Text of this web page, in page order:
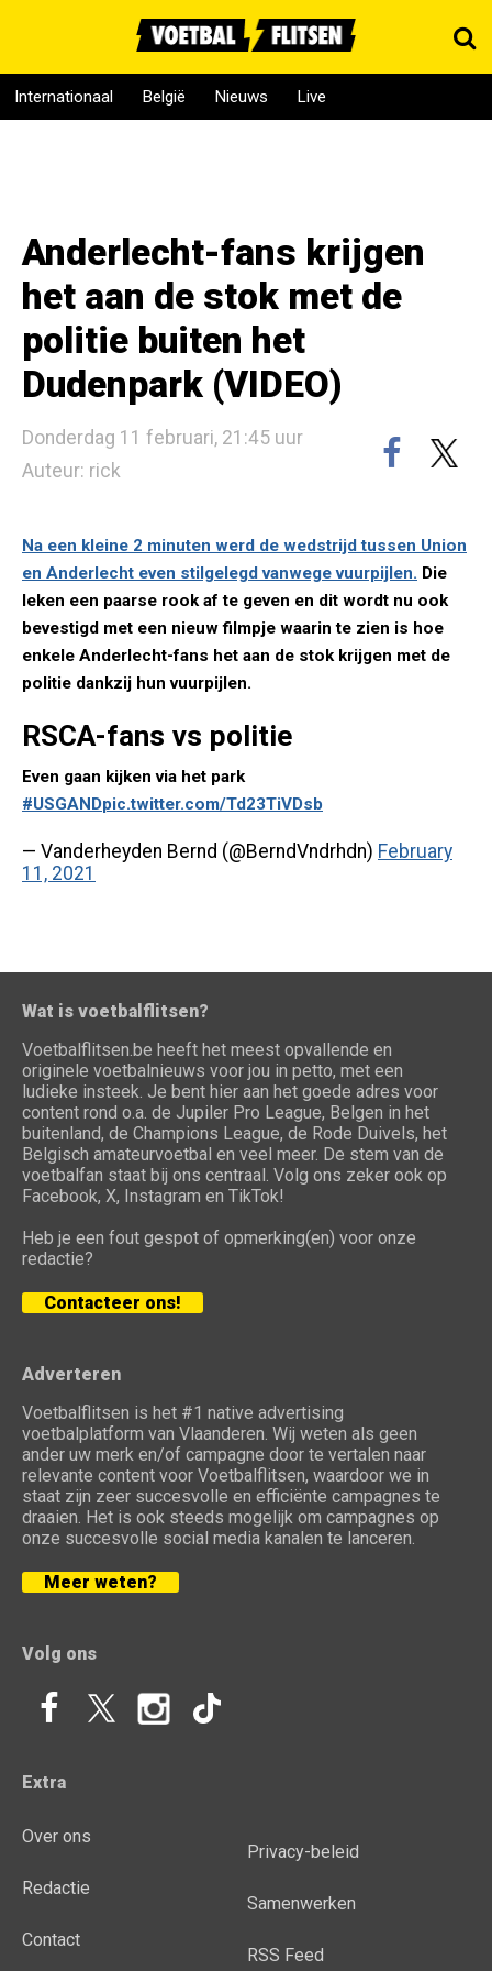
Internationaal België Nieuws Live
Anderlecht-fans krijgen
het aan de stok met de
politie buiten het
Dudenpark (VIDEO)
Donderdag 11 februari, 21:45 uur
Auteur: rick
Na een kleine 2 minuten werd de wedstrijd tussen Union
en Anderlecht even stilgelegd vanwege vuurpijlen. Die
leken een paarse rook af te geven en dit wordt nu ook
bevestigd met een nieuw filmpje waarin te zien is hoe
enkele Anderlecht-fans het aan de stok krijgen met de
politie dankzij hun vuurpijlen.
RSCA-fans vs politie
Even gaan kijken via het park
#USGANDpic.twitter.com/Td23TiVDsb
— Vanderheyden Bernd (@BerndVndrhdn) February
11, 2021
Wat is voetbalflitsen?
Voetbalflitsen.be heeft het meest opvallende en
originele voetbalnieuws voor jou in petto, met een
ludieke insteek. Je bent hier aan het goede adres voor
content rond o.a. de Jupiler Pro League, Belgen in het
buitenland, de Champions League, de Rode Duivels, het
Belgisch amateurvoetbal en veel meer. De stem van de
voetbalfan staat bij ons centraal. Volg ons zeker ook op
Facebook, X, Instagram en TikTok!
Heb je een fout gespot of opmerking(en) voor onze
redactie?
Contacteer ons!
Adverteren
Voetbalflitsen is het #1 native advertising
voetbalplatform van Vlaanderen. Wij weten als geen
ander uw merk en/of campagne door te vertalen naar
relevante content voor Voetbalflitsen, waardoor we in
staat zijn zeer succesvolle en efficiënte campagnes te
draaien. Het is ook steeds mogelijk om campagnes op
onze succesvolle social media kanalen te lanceren.
Meer weten?
Volg ons
Extra
Over ons
Redactie
Contact
Privacy-beleid
Samenwerken
RSS Feed